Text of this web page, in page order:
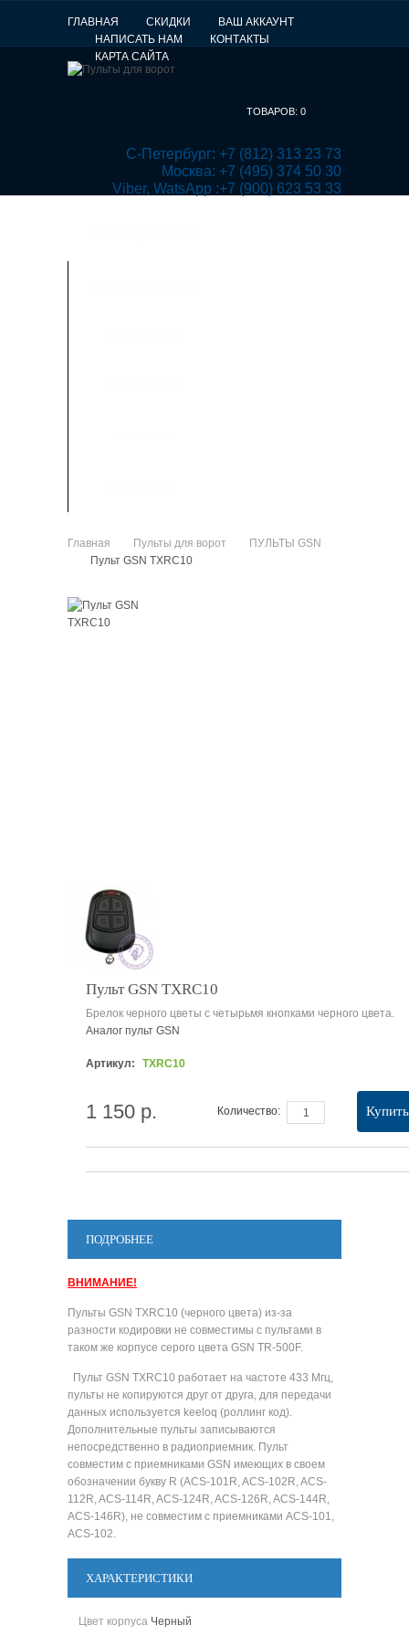
ТОВАРОВ: 0
Москва: +7 (495) 374 50 30
Viber, WatsApp :+7 (900) 623 53 33
ГЛАВНАЯ СКИДКИ
ВАШ АККАУНТ
НАПИСАТЬ НАМ
КОНТАКТЫ
КАРТА САЙТА
Главная
>
Пульты для ворот
ПУЛЬТЫ GSN
Пульт GSN TXRC10
Пульт GSN TXRC10
Брелок черного цветы с четырьмя кнопками черного цвета.
Аналог пульт GSN
Артикул: TXRC10
1 150 р. Купить
Количество:
ПОДРОБНЕЕ
ВНИМАНИЕ!
Пульты GSN TXRC10 (черного цвета) из-за
разности кодировки не совместимы с пультами в
таком же корпусе серого цвета GSN TR-500F.
Пульт GSN TXRC10 работает на частоте 433 Мгц,
пульты не копируются друг от друга, для передачи
данных используется keeloq (роллинг код).
Дополнительные пульты записываются
непосредственно в радиоприемник. Пульт
совместим с приемниками GSN имеющих в своем
обозначении букву R (ACS-101R, ACS-102R, ACS-
112R, ACS-114R, ACS-124R, ACS-126R, ACS-144R,
ACS-146R), не совместим с приемниками ACS-101,
ACS-102.
ХАРАКТЕРИСТИКИ
Цвет корпуса Черный